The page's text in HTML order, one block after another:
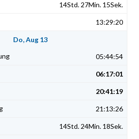
14Std. 27Min. 15Sek.
13:29:20
Do, Aug 13
05:44:54
06:17:01
20:41:19
21:13:26
14Std. 24Min. 18Sek.